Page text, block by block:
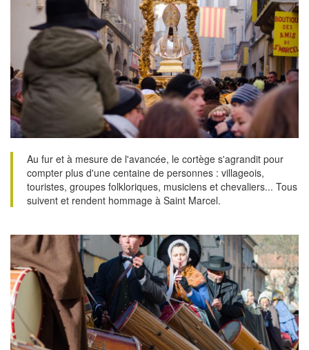
Au fur et à mesure de l'avancée, le cortège s'agrandit pour
compter plus d'une centaine de personnes : villageois,
touristes, groupes folkloriques, musiciens et chevaliers... Tous
suivent et rendent hommage à Saint Marcel.